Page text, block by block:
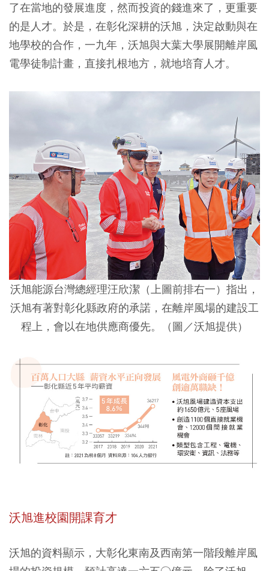
了在當地的發展進度，然而投資的錢進來了，更重要
的是人才。於是，在彰化深耕的沃旭，決定啟動與在
地學校的合作，一九年，沃旭與大葉大學展開離岸風
電學徒制計畫，直接扎根地方，就地培育人才。
沃旭能源台灣總經理汪欣潔（上圖前排右一）指出，
沃旭有著對彰化縣政府的承諾，在離岸風場的建設工
程上，會以在地供應商優先。（圖／沃旭提供）
沃旭進校園開課育才
沃旭的資料顯示，大彰化東南及西南第一階段離岸風